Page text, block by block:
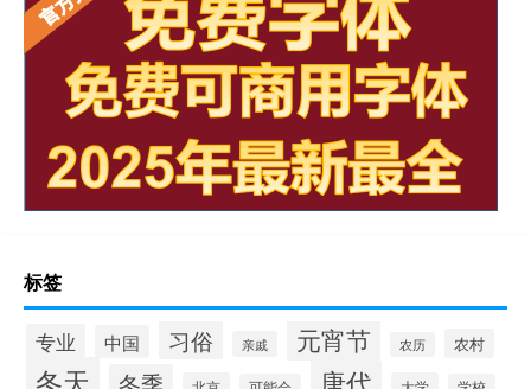
标签
专业 中国 习俗 亲戚 元宵节 农历 农村
冬天 唐代